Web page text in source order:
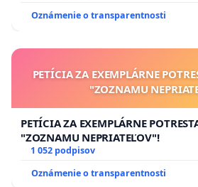
Oznámenie o transparentnosti
PETÍCIA ZA EXEMPLÁRNE
"ZOZNAMU
PETÍCIA ZA EXEMPLÁRNE
"ZOZNAMU NEPRIATEĽOV"!
1 052 podpisov
Oznámenie o transparentnosti